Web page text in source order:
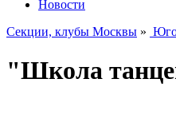
Новости
Секции, клубы Москвы »
"Школа